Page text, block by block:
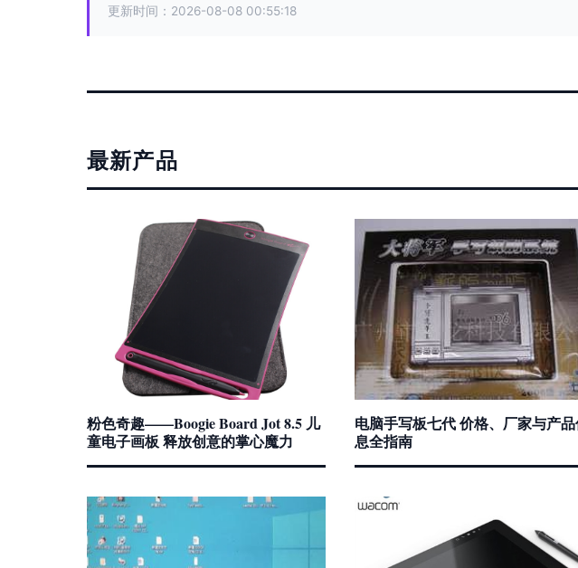
更新时间：2026-08-08 00:55:18
最新产品
粉色奇趣——Boogie Board Jot 8.5 儿
童电子画板 释放创意的掌心魔力
电脑手写板七代 价格、厂家与产
息全指南